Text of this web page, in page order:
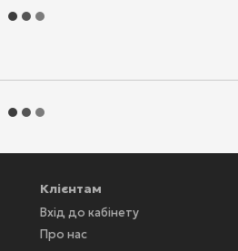
Клієнтам
Вхід до кабінету
Про нас